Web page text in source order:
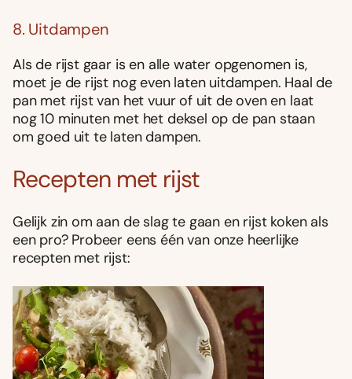
8. Uitdampen
Als de rijst gaar is en alle water opgenomen is,
moet je de rijst nog even laten uitdampen. Haal de
pan met rijst van het vuur of uit de oven en laat
nog 10 minuten met het deksel op de pan staan
om goed uit te laten dampen.
Recepten met rijst
Gelijk zin om aan de slag te gaan en rijst koken als
een pro? Probeer eens één van onze heerlijke
recepten met rijst: